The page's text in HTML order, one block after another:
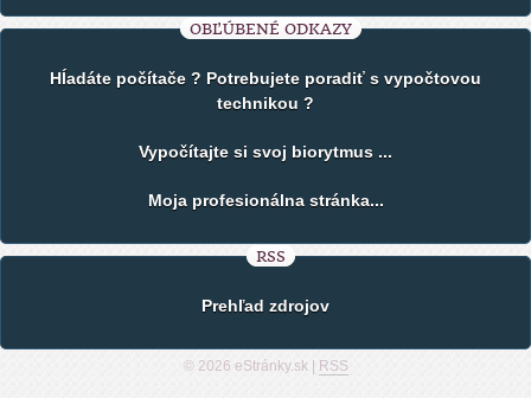
OBĽÚBENÉ ODKAZY
Hĺadáte počítače ? Potrebujete poradiť s vypočtovou
technikou ?
Vypočítajte si svoj biorytmus ...
Moja profesionálna stránka...
RSS
Prehľad zdrojov
© 2026 eStránky.sk RSS